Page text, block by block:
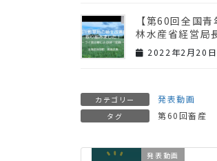
【第60回全国
林水産省経営局
2022年2月20日
カテゴリー 発表動画
タグ 第60回畜産
発表動画